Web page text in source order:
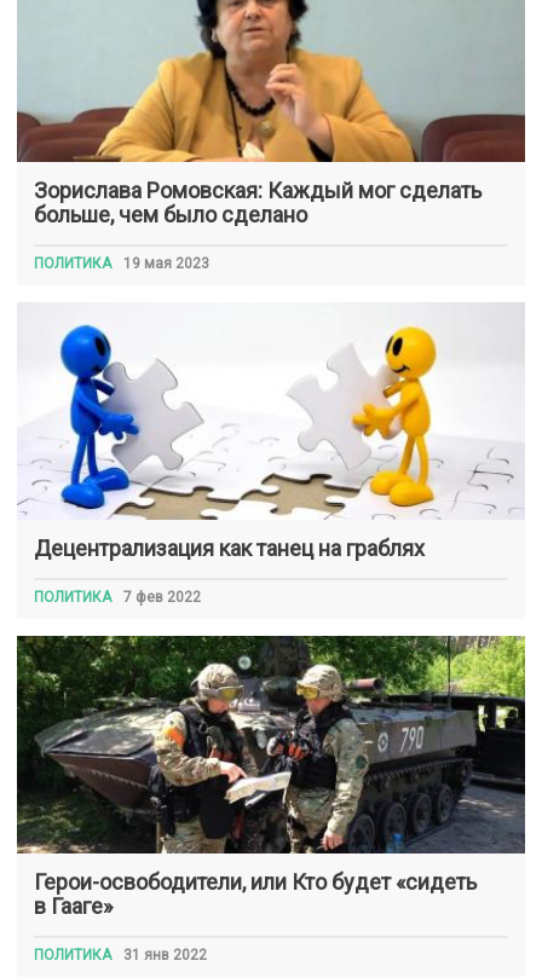
Зорислава Ромовская: Каждый мог сделать
больше, чем было сделано
ПОЛИТИКА 19 мая 2023
Децентрализация как танец на граблях
ПОЛИТИКА 7 фев 2022
Герои-освободители, или Кто будет «сидеть
в Гааге»
ПОЛИТИКА 31 янв 2022